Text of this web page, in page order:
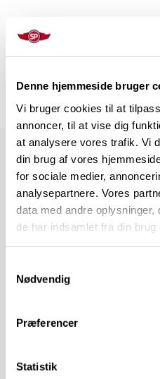
Denne hjemmeside bruger
Vi bruger cookies til at
annoncer, til at vise dig
at analysere vores trafik. Vi
din brug af vores
for sociale medier,
analysepartnere. Vores
data med andre
de har indsamlet fra din brug
Nødvendig
Præferencer
Statistik
TERMINAL 1
Relaterede